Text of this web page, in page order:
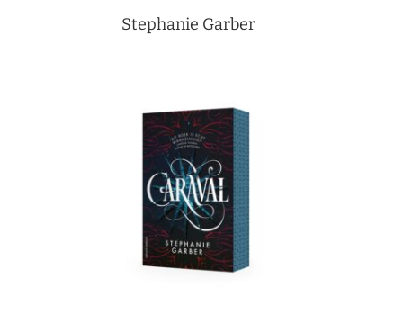
Stephanie Garber